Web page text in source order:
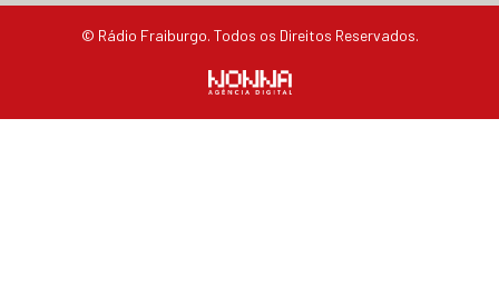
© Rádio Fraiburgo. Todos os Direitos Reservados.